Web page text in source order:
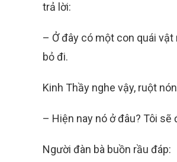
trả lời:
– Ở đây có một con quái
bỏ đi.
Kinh Thầy nghe vậy, ruột
– Hiện nay nó ở đâu? Tôi
Người đàn bà buồn rầu đáp: